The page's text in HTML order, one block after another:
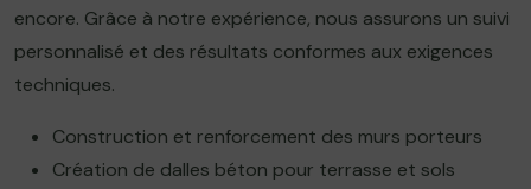
encore. Grâce à notre expérience, nous assurons un suivi
personnalisé et des résultats conformes aux exigences
techniques.
Construction et renforcement des murs porteurs
Création de dalles béton pour terrasse et sols